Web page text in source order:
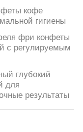
кофе
гигиены
фри конфеты
с регулируемым
глубокий
для
результаты